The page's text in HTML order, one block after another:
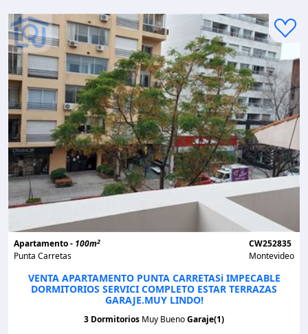
Apartamento - 100m2
Punta Carretas
CW252835
Montevideo
VENTA APARTAMENTO PUNTA CARRETASi IMPECABLE
DORMITORIOS SERVICI COMPLETO ESTAR TERRAZAS
GARAJE.MUY LINDO!
3 Dormitorios Muy BuenoGaraje(1)